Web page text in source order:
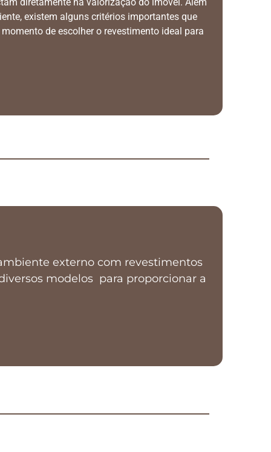
existem alguns critérios importantes que
de escolher o revestimento ideal para
externo com revestimentos
modelos para proporcionar a